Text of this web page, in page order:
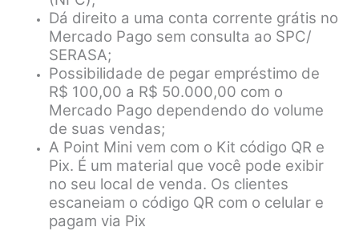
Dá direito a uma conta corrente grátis no
Mercado Pago sem consulta ao SPC/
SERASA;
Possibilidade de pegar empréstimo de
R$ 100,00 a R$ 50.000,00 com o
Mercado Pago dependendo do volume
de suas vendas;
A Point Mini vem com o Kit código QR e
Pix. É um material que você pode exibir
no seu local de venda. Os clientes
escaneiam o código QR com o celular e
pagam via Pix